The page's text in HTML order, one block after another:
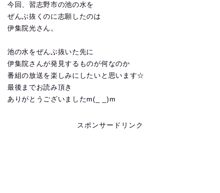
今回、習志野市の池の水を
ぜんぶ抜くのに志願したのは
伊集院光さん。
池の水をぜんぶ抜いた先に
伊集院さんが発見するものが何なのか
番組の放送を楽しみにしたいと思います☆
最後までお読み頂き
ありがとうございましたm(_ _)m
スポンサードリンク